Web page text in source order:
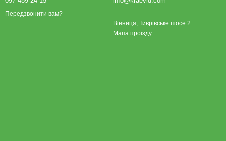
Передзвонити вам?
Вінниця, Тиврівське шосе 2
Мапа проїзду